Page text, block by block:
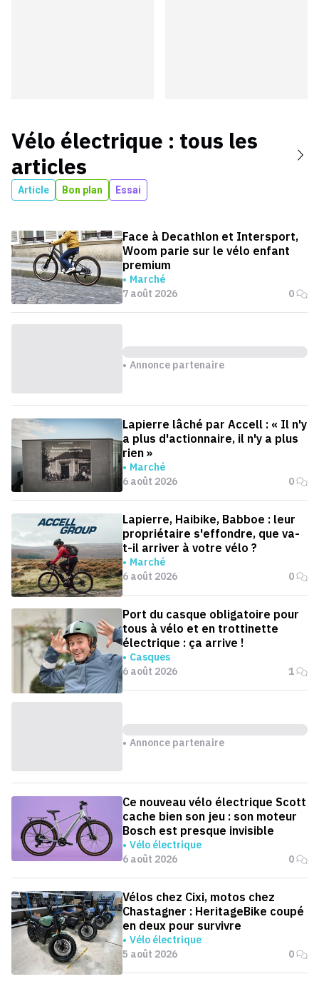
Vélo électrique : tous les
articles
Article Bon plan Essai
Face à Decathlon et Intersport,
Woom parie sur le vélo enfant
premium
Marché
7 août 2026
0
Annonce partenaire
Lapierre lâché par Accell : « Il n'y
a plus d'actionnaire, il n'y a plus
rien »
Marché
6 août 2026
0
Lapierre, Haibike, Babboe : leur
propriétaire s'effondre, que va-
t-il arriver à votre vélo ?
Marché
6 août 2026
0
Port du casque obligatoire pour
tous à vélo et en trottinette
électrique : ça arrive !
Casques
6 août 2026
1
Annonce partenaire
Ce nouveau vélo électrique Scott
cache bien son jeu : son moteur
Bosch est presque invisible
Vélo électrique
6 août 2026
0
Vélos chez Cixi, motos chez
Chastagner : HeritageBike coupé
en deux pour survivre
Vélo électrique
5 août 2026
0